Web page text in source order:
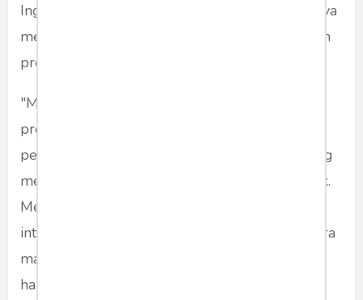
Inggris yang tidak mendalami ilmu di bidangnya
menunjukkan beragam respon kesulitan dalam
proses pembelajaran (Zuomin, 1995)
"Mahasiswa dapat dikatakan aktif saat dalam
proses pembelajaran turut menjawab
pertanyaan, mengajukan pertanyaan, dan sering
menjelaskan pendapat saat kegiatan kelompok.
Mereka yang kurang aktif dapat diamati dari
intensitas interaksi yang jarang terjalin antara
mahasiswa tersebut dengan dosen. Mereka
hanya aktif saat diminta atau ditunjuk dosen